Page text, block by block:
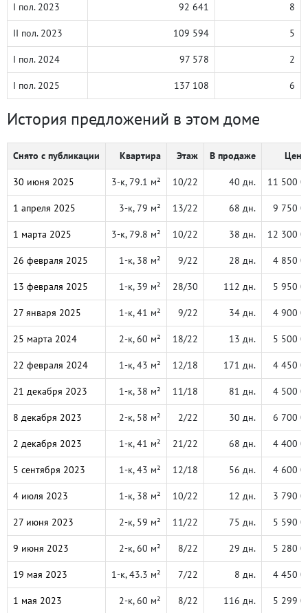
I пол. 2023 92 641 8
II пол. 2023 109 594 5
I пол. 2024 97 578 2
I пол. 2025 137 108 6
История предложений в этом доме
Снято с публикации Квартира Этаж В продаже
30 июня 2025 3-к, 79.1 м² 10/22 40 дн. 11 500
1 апреля 2025 3-к, 79 м² 13/22 68 дн. 9 750
1 марта 2025 3-к, 79.8 м² 10/22 38 дн. 12 300
26 февраля 2025 1-к, 38 м² 9/22 28 дн. 4 850
13 февраля 2025 1-к, 39 м² 28/30 112 дн. 5 950
27 января 2025 1-к, 41 м² 9/22 34 дн. 4 900
25 марта 2024 2-к, 60 м² 18/22 13 дн. 5 500
22 февраля 2024 1-к, 43 м² 12/18 171 дн. 4 450
21 декабря 2023 1-к, 38 м² 11/18 81 дн. 4 500
8 декабря 2023 2-к, 58 м² 2/22 30 дн. 6 700
2 декабря 2023 1-к, 41 м² 21/22 68 дн. 4 400
5 сентября 2023 1-к, 43 м² 12/18 56 дн. 4 600
4 июля 2023 1-к, 38 м² 10/22 12 дн. 3 790
27 июня 2023 2-к, 59 м² 11/22 75 дн. 5 590
9 июня 2023 2-к, 60 м² 8/22 29 дн. 5 280
19 мая 2023 1-к, 43.3 м² 7/22 8 дн. 4 450
1 мая 2023 2-к, 60 м² 8/22 116 дн. 5 299